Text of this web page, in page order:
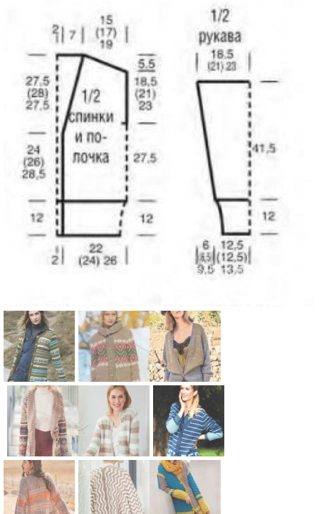
Схема:
удлиненный
полосатый
кардиган с
круглым
воротником
Схема:
удлиненный
кардиган с
жаккардовы
м узором и
шапочка
Схема:
свободный
кардиган с
широкой
резинкой
вязание
Схема:
цветной
Схема:
укороченны
Схема:
длинный